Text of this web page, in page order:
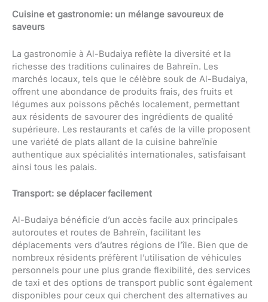
Cuisine et gastronomie: un mélange savoureux de
saveurs
La gastronomie à Al-Budaiya reflète la diversité et la
richesse des traditions culinaires de Bahreïn. Les
marchés locaux, tels que le célèbre souk de Al-Budaiya,
offrent une abondance de produits frais, des fruits et
légumes aux poissons pêchés localement, permettant
aux résidents de savourer des ingrédients de qualité
supérieure. Les restaurants et cafés de la ville proposent
une variété de plats allant de la cuisine bahreïnie
authentique aux spécialités internationales, satisfaisant
ainsi tous les palais.
Transport: se déplacer facilement
Al-Budaiya bénéficie d’un accès facile aux principales
autoroutes et routes de Bahreïn, facilitant les
déplacements vers d’autres régions de l’île. Bien que de
nombreux résidents préfèrent l’utilisation de véhicules
personnels pour une plus grande flexibilité, des services
de taxi et des options de transport public sont également
disponibles pour ceux qui cherchent des alternatives au